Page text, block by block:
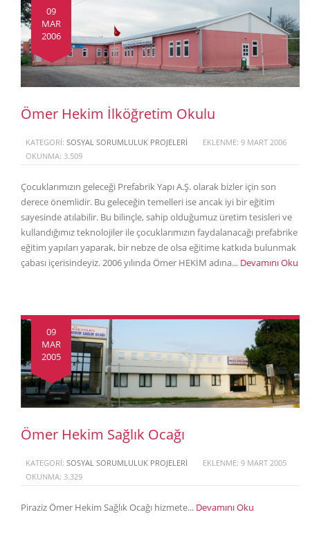
09
MAR
2006
Ömer Hekim İlköğretim Okulu
KATEGORI: SOSYAL SORUMLULUK PROJELERI
EKLENME: 9 MART 2006
OKUNMA: 3.509
Çocuklarımızın geleceği Prefabrik Yapı A.Ş. olarak bizler için son
derece önemlidir. Bu geleceğin temelleri ise ancak iyi bir eğitim
sayesinde atılabilir. Bu bilinçle, sahip olduğumuz üretim tesisleri ve
kullandığımız teknolojiler ile çocuklarımızın faydalanacağı prefabrike
eğitim yapıları yaparak, bir nebze de olsa eğitime katkıda bulunmak
çabası içerisindeyiz. 2006 yılında Ömer HEKİM adına... Devamını Oku
09
MAR
2005
Ömer Hekim Sağlık Ocağı
KATEGORI: SOSYAL SORUMLULUK PROJELERI
EKLENME: 9 MART 2005
OKUNMA: 3.329
Piraziz Ömer Hekim Sağlık Ocağı hizmete... Devamını Oku